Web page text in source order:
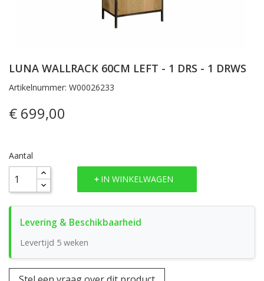
LUNA WALLRACK 60CM LEFT - 1 DRS - 1 DRWS
Artikelnummer: W00026233
€ 699,00
Aantal
IN WINKELWAGEN
Levertijd 5 weken